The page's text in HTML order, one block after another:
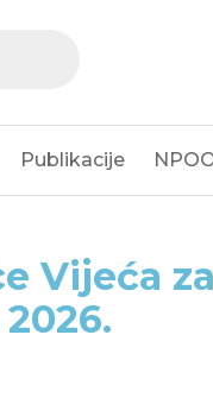
Publikacije
Vijeća